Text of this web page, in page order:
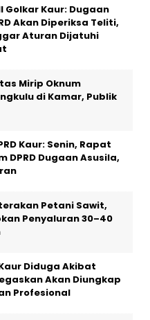
Golkar Kaur: Dugaan
Akan Diperiksa Teliti,
Aturan Dijatuhi
Mirip Oknum
di Kamar, Publik
Kaur: Senin, Rapat
DPRD Dugaan Asusila,
Petani Sawit,
Penyaluran 30–40
Diduga Akibat
Akan Diungkap
Profesional